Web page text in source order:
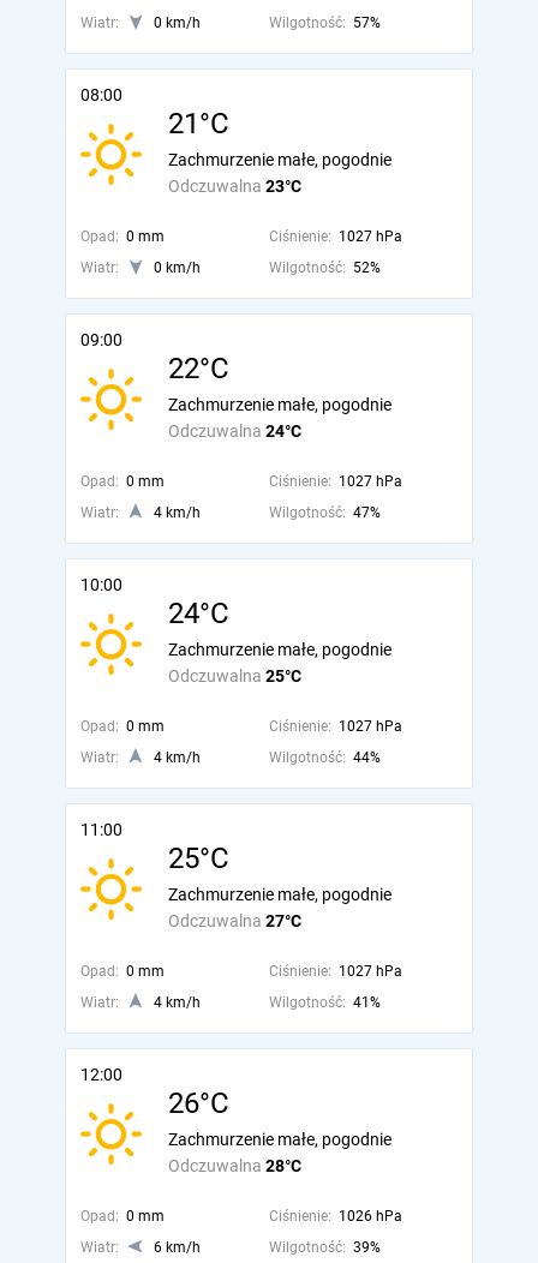
Wiatr: 0 km/h Wilgotność: 57%
08:00
21°C
Odczuwalna 23°C
Zachmurzenie małe, pogodnie
Opad: 0 mm Ciśnienie: 1027 hPa
Wiatr:
0 km/h Wilgotność: 52%
09:00
22°C
Odczuwalna 24°C
Zachmurzenie małe, pogodnie
Opad: 0 mm Ciśnienie: 1027 hPa
Wiatr:
4 km/h Wilgotność: 47%
10:00
24°C
Odczuwalna 25°C
Zachmurzenie małe, pogodnie
Opad: 0 mm Ciśnienie: 1027 hPa
Wiatr:
4 km/h Wilgotność: 44%
11:00
25°C
Odczuwalna 27°C
Zachmurzenie małe, pogodnie
Opad: 0 mm Ciśnienie: 1027 hPa
Wiatr:
4 km/h Wilgotność: 41%
12:00
26°C
Odczuwalna 28°C
Zachmurzenie małe, pogodnie
Opad: 0 mm Ciśnienie: 1026 hPa
Wiatr:
6 km/h Wilgotność: 39%